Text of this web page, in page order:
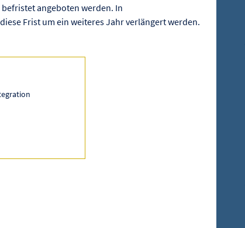
angeboten werden. In
Frist um ein weiteres Jahr verlängert werden.